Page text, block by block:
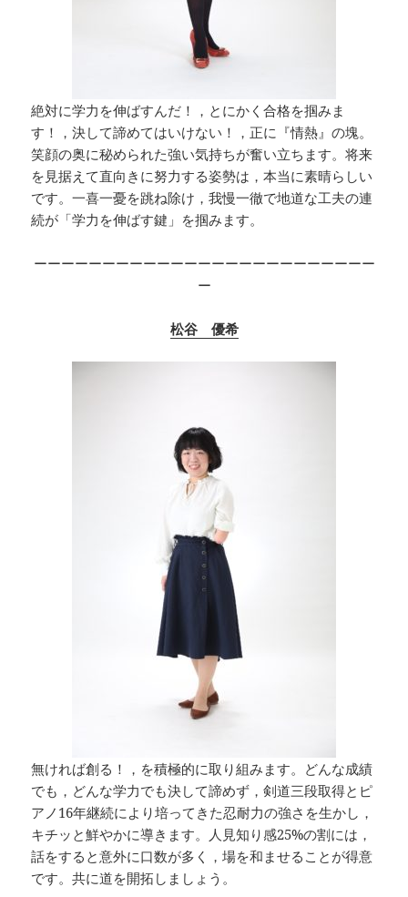
絶対に学力を伸ばすんだ！，とにかく合格を掴みま
す！，決して諦めてはいけない！，正に『情熱』の塊。
笑顔の奥に秘められた強い気持ちが奮い立ちます。将来
を見据えて直向きに努力する姿勢は，本当に素晴らしい
です。一喜一憂を跳ね除け，我慢一徹で地道な工夫の連
続が「学力を伸ばす鍵」を掴みます。
ーーーーーーーーーーーーーーーーーーーーーーーーー
ー
松谷 優希
無ければ創る！，を積極的に取り組みます。どんな成績
でも，どんな学力でも決して諦めず，剣道三段取得とピ
アノ16年継続により培ってきた忍耐力の強さを生かし，
キチッと鮮やかに導きます。人見知り感25%の割には，
話をすると意外に口数が多く，場を和ませることが得意
です。共に道を開拓しましょう。